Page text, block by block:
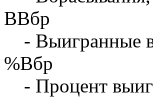
ВВбр
- Выигранные
%Вбр
- Процент